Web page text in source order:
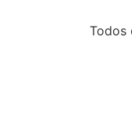
Todos